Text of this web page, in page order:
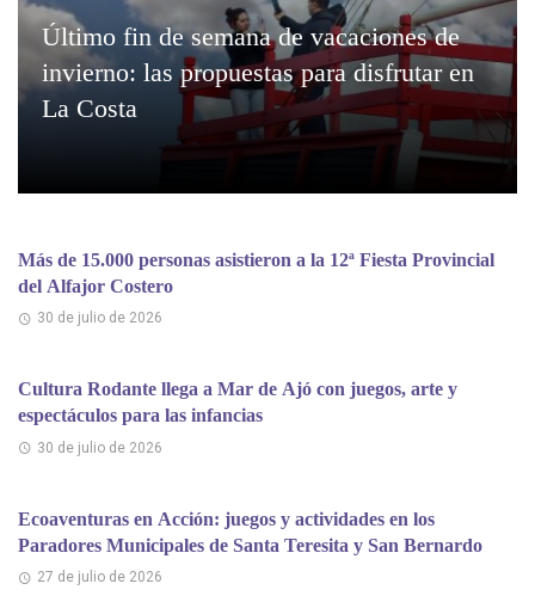
Último fin de semana de vacaciones de
invierno: las propuestas para disfrutar en
La Costa
Más de 15.000 personas asistieron a la 12ª Fiesta Provincial
del Alfajor Costero
30 de julio de 2026
Cultura Rodante llega a Mar de Ajó con juegos, arte y
espectáculos para las infancias
30 de julio de 2026
Ecoaventuras en Acción: juegos y actividades en los
Paradores Municipales de Santa Teresita y San Bernardo
27 de julio de 2026